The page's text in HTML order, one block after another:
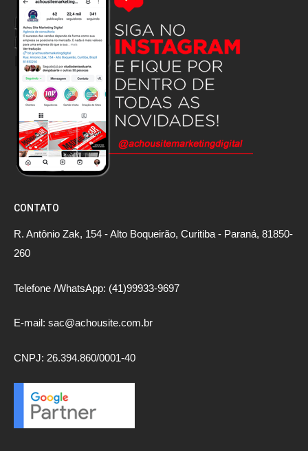
CONTATO
R. Antônio Zak, 154 - Alto Boqueirão, Curitiba - Paraná, 81850-
260
Telefone /WhatsApp: (41)99933-9697
E-mail: sac@achousite.com.br
CNPJ: 26.394.860/0001-40